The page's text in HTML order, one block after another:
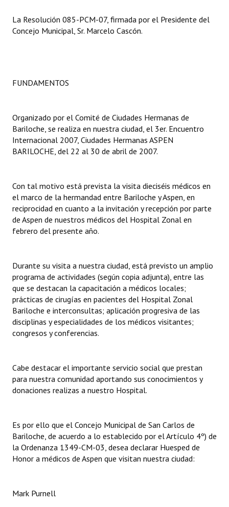
Informes de Gestión
Ejecución Presupuestaria
Actas de Audiencias Públicas
Comunicaciones
Declaraciones
Resoluciones de Presidencia
INSTITUCIONAL
Antiguos Pobladores
Noticias Destacadas
Datos Históricos
Premio al Mérito - Registro
Mujeres que Dejaron Huellas - Registro
Periodistas Decanos - Registro
Banca del Vecino - Registro
La Resolución 085-PCM-07, firmada por el Presidente del
Concejo Municipal, Sr. Marcelo Cascón.
FUNDAMENTOS
Organizado por el Comité de Ciudades Hermanas de
Bariloche, se realiza en nuestra ciudad, el 3er. Encuentro
Internacional 2007, Ciudades Hermanas ASPEN 
BARILOCHE, del 22 al 30 de abril de 2007.
Con tal motivo está prevista la visita dieciséis médicos en
el marco de la hermandad entre Bariloche y Aspen, en
reciprocidad en cuanto a la invitación y recepción por parte
de Aspen de nuestros médicos del Hospital Zonal en
febrero del presente año.
Durante su visita a nuestra ciudad, está previsto un amplio
programa de actividades (según copia adjunta), entre las
que se destacan la capacitación a médicos locales;
prácticas de cirugías en pacientes del Hospital Zonal
Bariloche e interconsultas; aplicación progresiva de las
disciplinas y especialidades de los médicos visitantes;
congresos y conferencias.
Cabe destacar el importante servicio social que prestan
para nuestra comunidad aportando sus conocimientos y
donaciones realizas a nuestro Hospital.
Es por ello que el Concejo Municipal de San Carlos de
Bariloche, de acuerdo a lo establecido por el Artículo 4º) de
la Ordenanza 1349-CM-03, desea declarar Huesped de
Honor a médicos de Aspen que visitan nuestra ciudad:
Mark Purnell